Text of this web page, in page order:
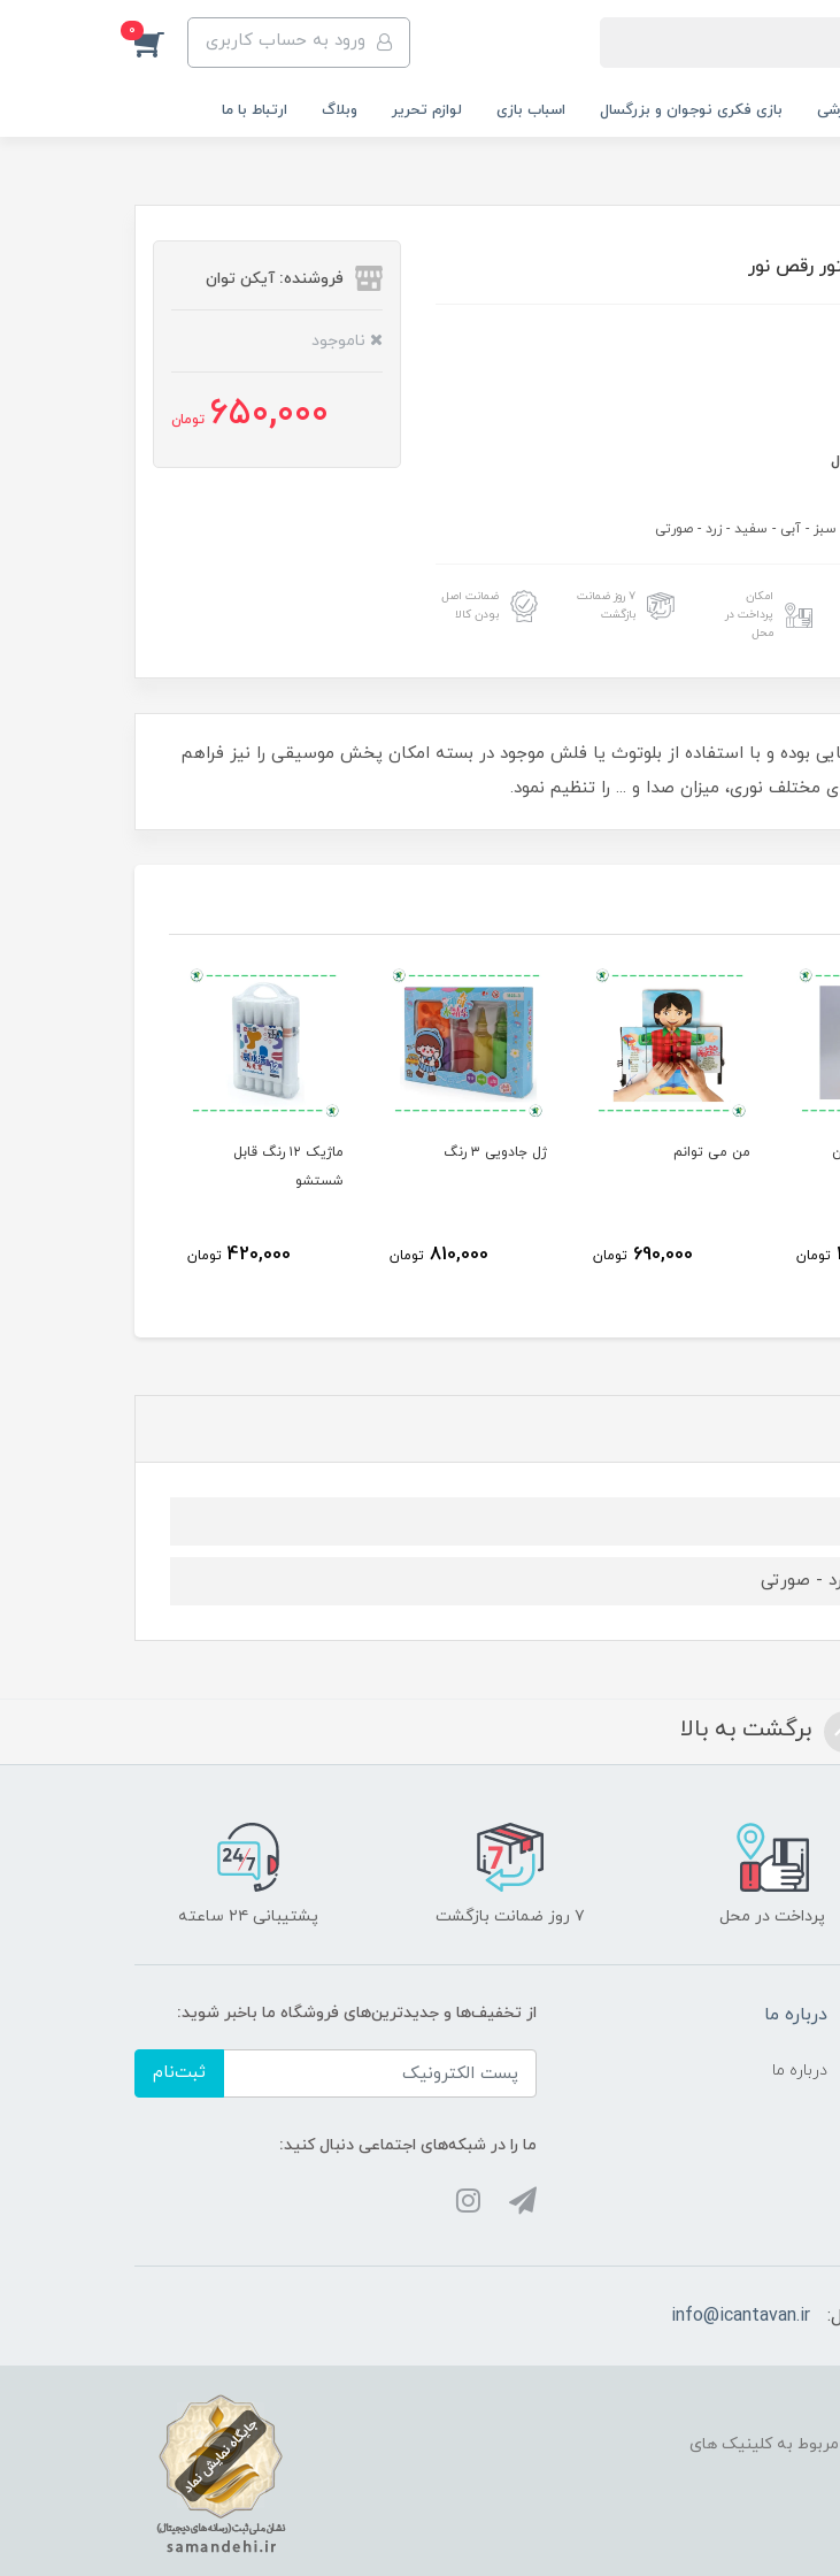
ورود به حساب کاربری 0
بازی فکری نوجوان و بزرگسال اسباب بازی لوازم تحریر وبلاگ ارتباط با ما
رقص نور
- سبز - آبی - سفید - زرد - صورتی
امکان
پرداخت در
محل
۷ روز ضمانت
بازگشت
ضمانت اصل
بودن کالا
فروشنده: آیکن توان
ناموجود
650,000 تومان
بوده و با استفاده از بلوتوث یا فلش موجود در بسته امکان پخش موسیقی را نیز فراهم
نوری، میزان صدا و ... را تنظیم نمود.
تومان
من می توانم
690,000 تومان
ژل جادویی ۳ رنگ
810,000 تومان
ماژیک ۱۲ رنگ قابل
شستشو
420,000 تومان
- صورتی
برگشت به بالا
پرداخت در محل ۷ روز ضمانت بازگشت پشتیبانی ۲۴ ساعته
درباره ما
درباره ما
از تخفیف‌ها و جدیدترین‌های فروشگاه ما باخبر شوید:
ثبت‌نام
ما را در شبکه‌های اجتماعی دنبال کنید:
info@icantavan.ir
به کلینیک های